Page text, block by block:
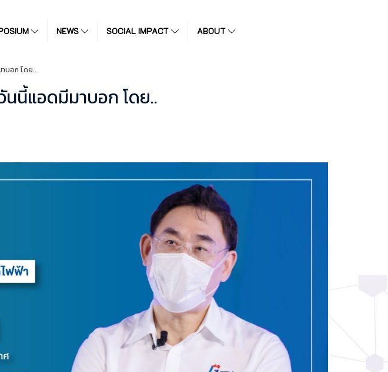
NEWS SOCIAL IMPACT ABOUT
าบอก โดย..
นนี้แอดมีมาบอก โดย..